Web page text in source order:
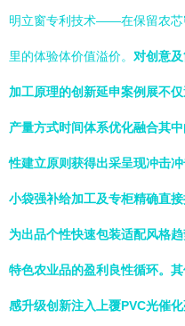
明立窗专利技术——在保留农芯
里的体验体价值溢价。 对创意
加工原理的创新延申案例展不
产量方式时间体系优化融合其
性建立原则获得出采呈现冲击
小袋强补给加工及专柜精确直
为出品个性快速包装适配风格
特色农业品的盈利良性循环。
感升级创新注入上覆PVC光催